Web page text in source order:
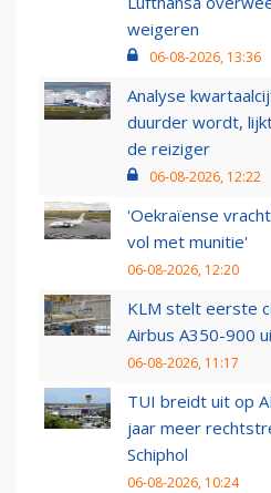
weigeren
06-08-2026, 13:36
Analyse
duurder wordt,
de reiziger
06-08-2026, 12:22
'Oekraïense
vol met munitie'
06-08-2026, 12:20
KLM stelt eerste
Airbus A350-900
06-08-2026, 11:17
TUI breidt uit op
jaar meer
Schiphol
06-08-2026, 10:24